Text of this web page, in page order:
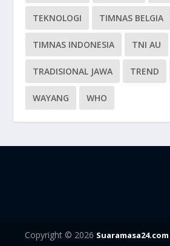
TEKNOLOGI TIMNAS BELGIA
TIMNAS INDONESIA TNI AU
TRADISIONAL JAWA TREND
WAYANG WHO
Copyright © 2026 Suaramasa24.com